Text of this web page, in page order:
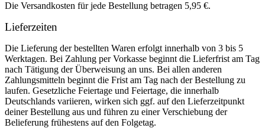
Die Versandkosten für jede Bestellung betragen 5,95 €.
Lieferzeiten
Die Lieferung der bestellten Waren erfolgt innerhalb von 3 bis 5
Werktagen. Bei Zahlung per Vorkasse beginnt die Lieferfrist am Tag
nach Tätigung der Überweisung an uns. Bei allen anderen
Zahlungsmitteln beginnt die Frist am Tag nach der Bestellung zu
laufen. Gesetzliche Feiertage und Feiertage, die innerhalb
Deutschlands variieren, wirken sich ggf. auf den Lieferzeitpunkt
deiner Bestellung aus und führen zu einer Verschiebung der
Belieferung frühestens auf den Folgetag.